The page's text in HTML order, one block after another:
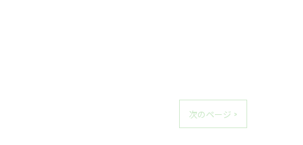
次のページ >